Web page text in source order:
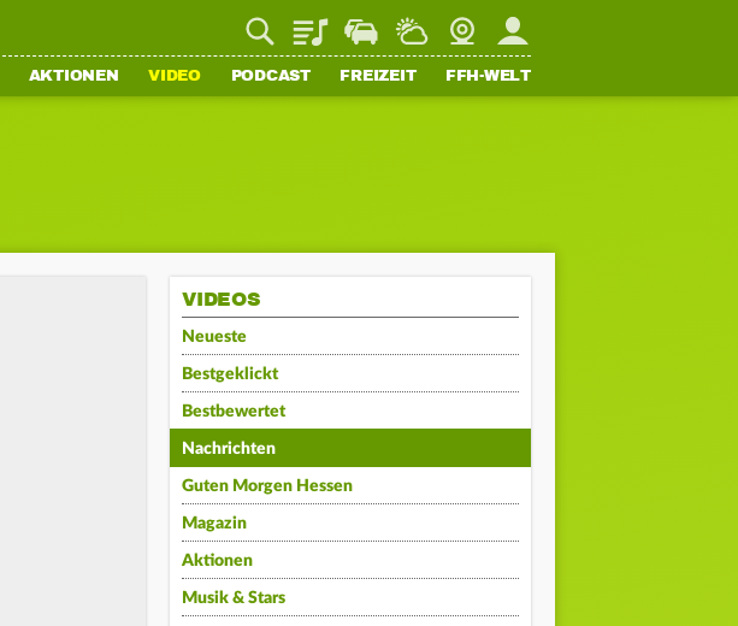
PlaylistStaupilotWetterWebcamMein FFH
AKTIONEN VIDEO PODCAST FREIZEIT FFH-WELT
VIDEOS
Neueste
Bestgeklickt
Bestbewertet
Nachrichten
Guten Morgen Hessen
Magazin
Aktionen
Musik & Stars